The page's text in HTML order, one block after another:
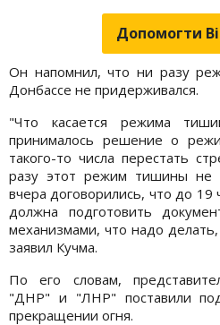
Допомогти
Он напомнил, что ни разу
Донбассе не придерживался.
"Что касается режима
принималось решение о
такого-то числа перестать
разу этот режим тишины не
вчера договорились, что до 19
должна подготовить
механизмами, что надо
заявил Кучма.
По его словам,
"ДНР" и "ЛНР" поставили
прекращении огня.